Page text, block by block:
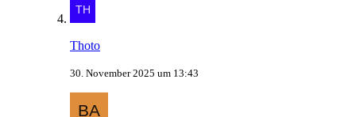
Thoto
30. November 2025 um 13:43